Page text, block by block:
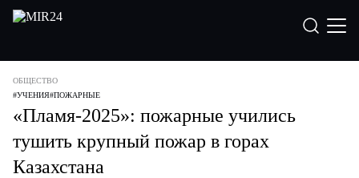
ОБЩЕСТВО
#УЧЕНИЯ#ПОЖАРНЫЕ
«Пламя-2025»: пожарные учились
тушить крупный пожар в горах
Казахстана